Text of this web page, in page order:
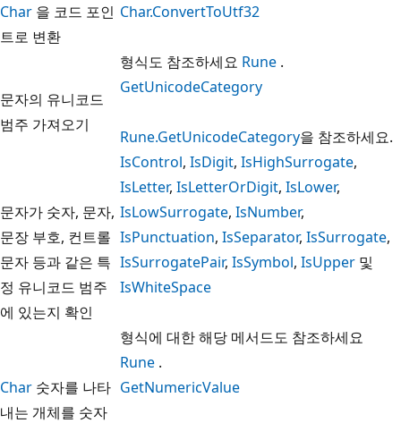
Char 을 코드 포인
트로 변환
Char.ConvertToUtf32
형식도 참조하세요 Rune .
문자의 유니코드
범주 가져오기
GetUnicodeCategory
Rune.GetUnicodeCategory을 참조하세요.
문자가 숫자, 문자,
문장 부호, 컨트롤
문자 등과 같은 특
정 유니코드 범주
에 있는지 확인
IsControl, IsDigit, IsHighSurrogate,
IsLetter, IsLetterOrDigit, IsLower,
IsLowSurrogate, IsNumber,
IsPunctuation, IsSeparator, IsSurrogate,
IsSurrogatePair, IsSymbol, IsUpper 및
IsWhiteSpace
형식에 대한 해당 메서드도 참조하세요
Rune .
Char 숫자를 나타
내는 개체를 숫자
GetNumericValue